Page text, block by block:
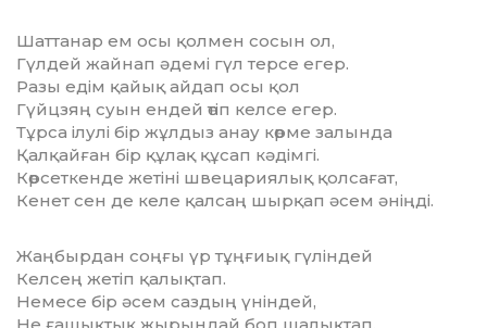
Шаттанар ем осы қолмен сосын ол,
Гүлдей жайнап әдемі гүл терсе егер.
Разы едім қайық айдап осы қол
Гүйцзяң суын ендей өтіп келсе егер.
Тұрса ілулі бір жұлдыз анау көрме залында
Қалқайған бір құлақ құсап кәдімгі.
Көрсеткенде жетіні швецариялық қолсағат,
Кенет сен де келе қалсаң шырқап әсем әніңді.
Жаңбырдан соңғы үр тұңғиық гүліндей
Келсең жетіп қалықтап.
Немесе бір әсем саздың үніндей,